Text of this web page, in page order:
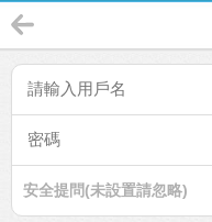
安全提問(未設置請忽略)